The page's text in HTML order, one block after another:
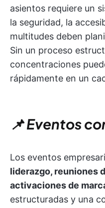
asientos requiere un
la seguridad, la
multitudes deben
Sin un proceso
concentraciones
rápidamente en un
📌 Eventos
Los eventos
liderazgo, reuniones
activaciones de
estructuradas y una